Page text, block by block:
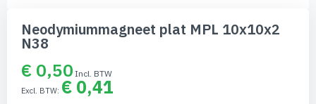
naar
begin
afbeeldingen-
gallerij
Neodymiummagneet plat MPL 10x10x2
N38
€ 0,50
€ 0,41